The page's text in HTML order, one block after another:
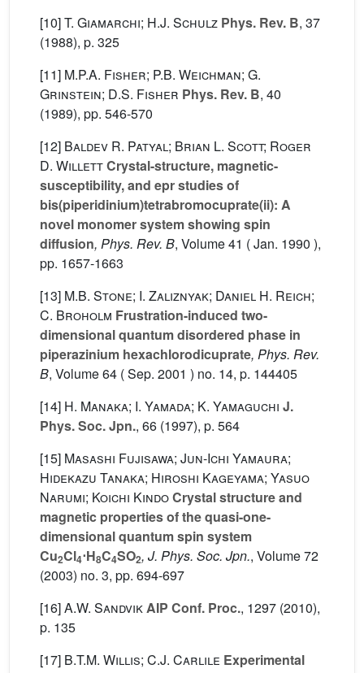
[10]T. Giamarchi; H.J. Schulz Phys. Rev. B, 37
(1988), p. 325
[11] M.P.A. Fisher; P.B. Weichman; G.
Grinstein; D.S. Fisher Phys. Rev. B, 40
(1989), pp. 546-570
[12] Baldev R. Patyal; Brian L. Scott; Roger
D. WillettCrystal-structure, magnetic-
susceptibility, and epr studies of
bis(piperidinium)tetrabromocuprate(ii): A
novel monomer system showing spin
diffusion, Phys. Rev. B, Volume 41 ( Jan. 1990 ),
pp. 1657-1663
[13] M.B. Stone; I. Zaliznyak; Daniel H. Reich;
C. Broholm Frustration-induced two-
dimensional quantum disordered phase in
piperazinium hexachlorodicuprate, Phys. Rev.
B, Volume 64 ( Sep. 2001 ) no. 14, p. 144405
[14] H. Manaka; I. Yamada; K. Yamaguchi J.
Phys. Soc. Jpn., 66 (1997), p. 564
[15] Masashi Fujisawa; Jun-Ichi Yamaura;
Hidekazu Tanaka; Hiroshi Kageyama; Yasuo
Narumi; Koichi KindoCrystal structure and
magnetic properties of the quasi-one-
dimensional quantum spin system
Cu2Cl4⋅H8C4SO2, J. Phys. Soc. Jpn., Volume 72
(2003) no. 3, pp. 694-697
[16]A.W. SandvikAIP Conf. Proc., 1297 (2010),
p. 135
[17] B.T.M. Willis; C.J. Carlile Experimental